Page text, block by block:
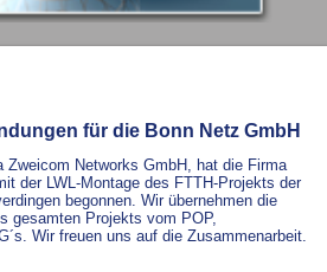
für die Bonn Netz GmbH
Zweicom Networks GmbH, hat die Firma
der LWL-Montage des FTTH-Projekts der
begonnen. Wir übernehmen die
gesamten Projekts vom POP,
Wir freuen uns auf die Zusammenarbeit.